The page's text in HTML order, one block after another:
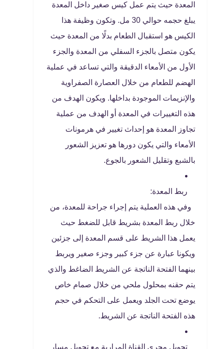
المعدة حيث يتم عمل كيس صغير داخل المعدة
يبلغ حجمه حوالي 30 مل. وتكون وظيفة هذا
الكيس هو استقبال الطعام بدلًا من المعدة حيث
يكون متصل بالجزء السفلي من المعدة والجزء
الأول من الأمعاء الدقيقة والتي تساعد في عملية
الهضم للطعام من خلال العصارة الصفراوية
والإنزيمات الموجودة بداخلها. ويكون الهدف من
هذه التغييرات في المعدة أو الهدف من عملية
تجاوز المعدة هو إحداث تغيير في هرمونات
الأمعاء والتي يكون دورها هو تعزيز الشعور
بالشبع وتقليل الشعور بالجوع.
ربط المعدة:
وفي هذه العملية يتم إجراء جراحة للمعدة، من
خلال ربط المعدة بشريط قابل للضغط حيث
يعمل هذا الشريط على قسم المعدة إلى جزئين
ويكونا عبارة عن جزء كبير وجزء صغير ويربط
بينهما الفتحة الناتجة عن الشريط الضاغط والذي
يتم حقنه بمحلول ملحي من خلال صمام خاص
يوضع تحت الجلد ويعمل على التحكم في حجم
هذه الفتحة الناتجة عن الشريط.
تحويل مجرى القناة المرارية مع تحويل مسار